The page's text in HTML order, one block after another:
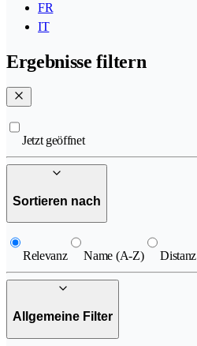
FR
IT
Ergebnisse filtern
Jetzt geöffnet
Sortieren nach
Relevanz Name (A-Z) Distanz
Allgemeine Filter